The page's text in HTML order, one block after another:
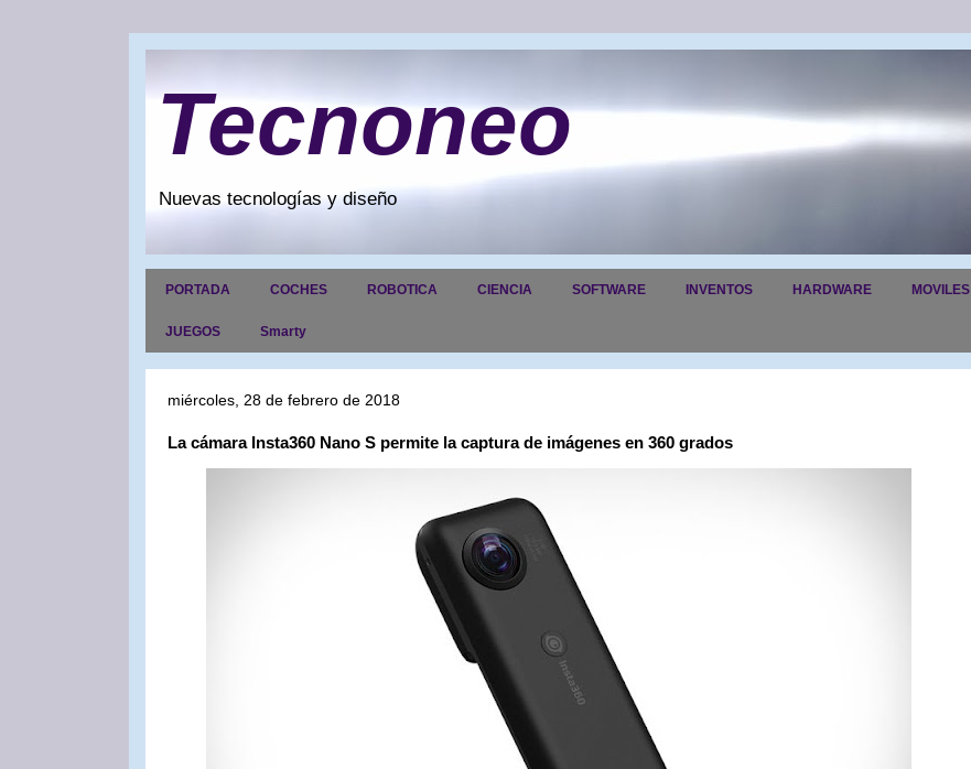
Tecnoneo
Nuevas tecnologías y diseño
PORTADA COCHES ROBOTICA CIENCIA SOFTWARE INVENTOS HARDWARE MOVILES
JUEGOS Smarty
miércoles, 28 de febrero de 2018
La cámara Insta360 Nano S permite la captura de imágenes en 360 ​​grados